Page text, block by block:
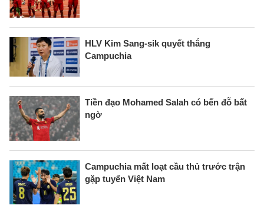
HLV Kim Sang-sik quyết thắng
Campuchia
Tiền đạo Mohamed Salah có bến đỗ bất
ngờ
Campuchia mất loạt cầu thủ trước trận
gặp tuyển Việt Nam